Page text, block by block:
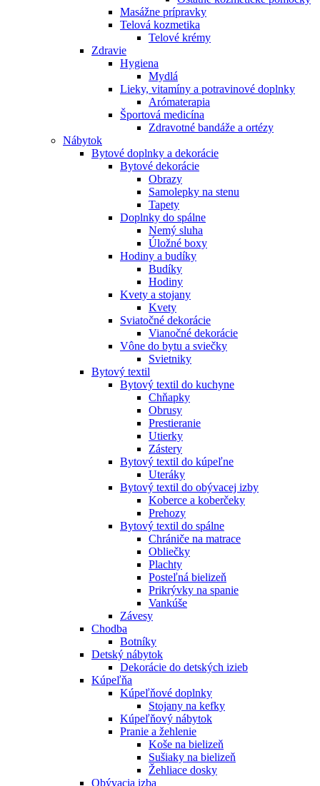
Masážne prípravky
Telová kozmetika
Telové krémy
Zdravie
Hygiena
Mydlá
Lieky, vitamíny a potravinové doplnky
Arómaterapia
Športová medicína
Zdravotné bandáže a ortézy
Nábytok
Bytové doplnky a dekorácie
Bytové dekorácie
Obrazy
Samolepky na stenu
Tapety
Doplnky do spálne
Nemý sluha
Úložné boxy
Hodiny a budíky
Budíky
Hodiny
Kvety a stojany
Kvety
Sviatočné dekorácie
Vianočné dekorácie
Vône do bytu a sviečky
Svietniky
Bytový textil
Bytový textil do kuchyne
Chňapky
Obrusy
Prestieranie
Utierky
Zástery
Bytový textil do kúpeľne
Uteráky
Bytový textil do obývacej izby
Koberce a koberčeky
Prehozy
Bytový textil do spálne
Chrániče na matrace
Obliečky
Plachty
Posteľná bielizeň
Prikrývky na spanie
Vankúše
Závesy
Chodba
Botníky
Detský nábytok
Dekorácie do detských izieb
Kúpeľňa
Kúpeľňové doplnky
Stojany na kefky
Kúpeľňový nábytok
Pranie a žehlenie
Koše na bielizeň
Sušiaky na bielizeň
Žehliace dosky
Obývacia izba